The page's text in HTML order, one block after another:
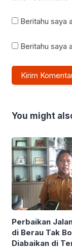
Beritahu saya
Beritahu saya
You might
Perbaikan
di Berau Tak
Diabaikan di